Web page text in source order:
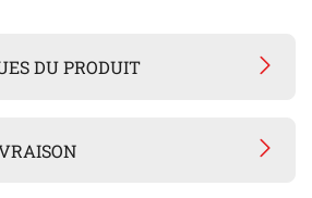
DU PRODUIT